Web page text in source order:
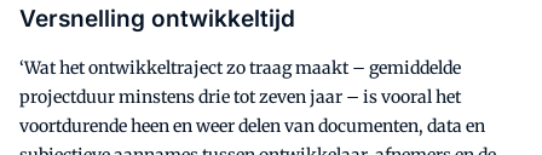
Versnelling ontwikkeltijd
‘Wat het ontwikkeltraject zo traag maakt – gemiddelde
projectduur minstens drie tot zeven jaar – is vooral het
voortdurende heen en weer delen van documenten, data en